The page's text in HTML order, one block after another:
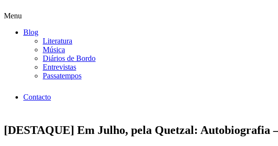
Menu
Blog
Literatura
Música
Diários de Bordo
Entrevistas
Passatempos
Contacto
[DESTAQUE] Em Julho, pela Quetzal: Autobiografia